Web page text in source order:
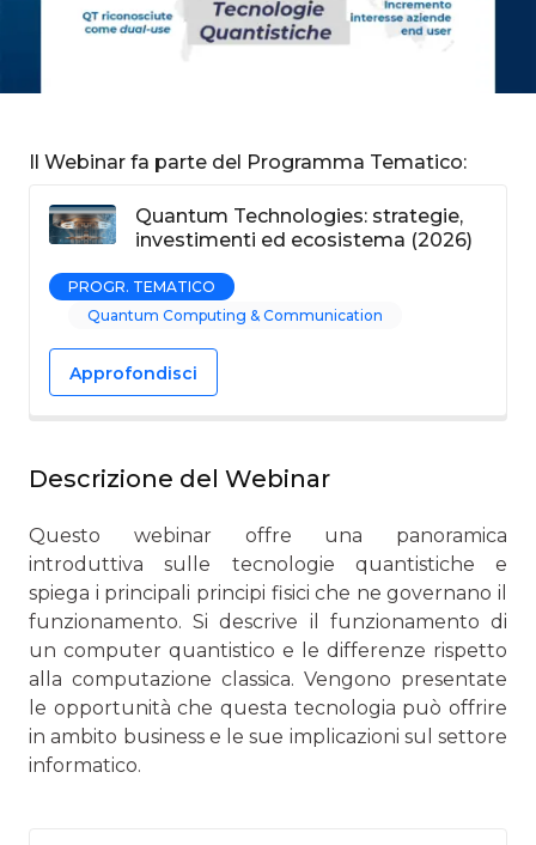
Il Webinar fa parte del Programma Tematico:
Quantum Technologies: strategie,
investimenti ed ecosistema (2026)
PROGR. TEMATICO
Quantum Computing & Communication
Approfondisci
Descrizione del Webinar
Questo webinar offre una panoramica
introduttiva sulle tecnologie quantistiche e
spiega i principali principi fisici che ne governano il
funzionamento. Si descrive il funzionamento di
un computer quantistico e le differenze rispetto
alla computazione classica. Vengono presentate
le opportunità che questa tecnologia può offrire
in ambito business e le sue implicazioni sul settore
informatico.